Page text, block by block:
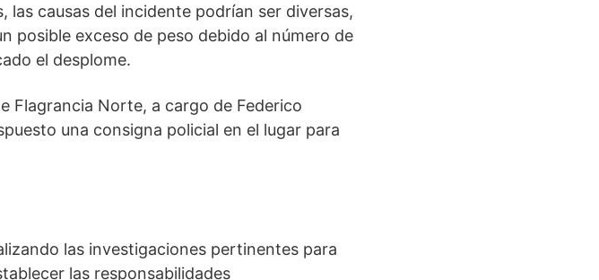
las causas del incidente podrían ser diversas,
posible exceso de peso debido al número de
el desplome.
Flagrancia Norte, a cargo de Federico
una consigna policial en el lugar para
las investigaciones pertinentes para
las responsabilidades